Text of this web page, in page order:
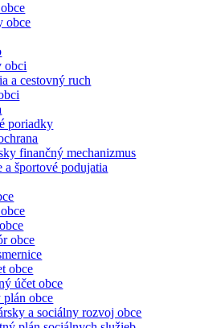
obce
obci
a cestovný ruch
poriadky
finančný mechanizmus
a športové podujatia
obce
obce
účet obce
plán obce
a sociálny rozvoj obce